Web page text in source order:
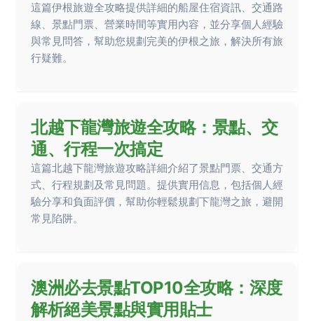
這篇伊根旅遊全攻略提供詳細的船屋住宿資訊、交通路
線、景點門票、營業時間等實用內容，並分享個人經驗
與常見問答，幫助您規劃完美的伊根之旅，解決所有旅
行疑難。
北越下龍灣旅遊全攻略：景點、交
通、行程一次搞定
這篇北越下龍灣旅遊攻略詳細介紹了景點門票、交通方
式、行程規劃及常見問題。提供實用信息，包括個人經
驗分享和負面評價，幫助你輕鬆規劃下龍灣之旅，避開
常見陷阱。
澳洲必去景點TOP10全攻略：深度
解析絕美景點與實用貼士